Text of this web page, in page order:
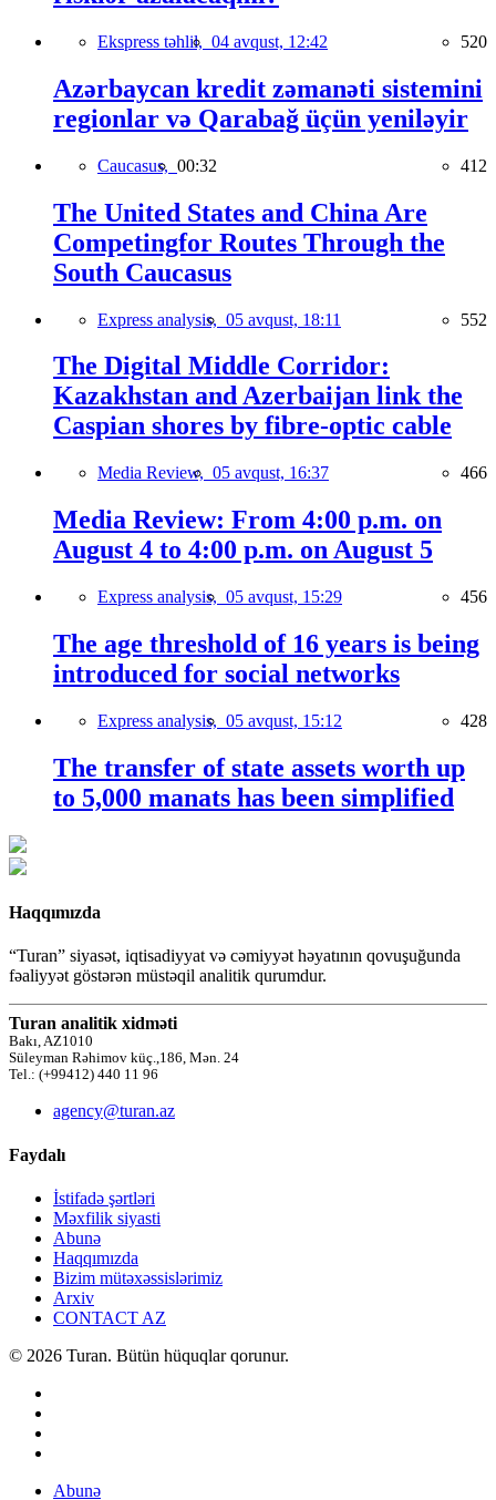
Ekspress təhlil, 04 avqust, 12:42 520
Azərbaycan kredit zəmanəti sistemini
regionlar və Qarabağ üçün yeniləyir
Caucasus, 00:32 412
The United States and China Are
Competingfor Routes Through the
South Caucasus
Express analysis, 05 avqust, 18:11 552
The Digital Middle Corridor:
Kazakhstan and Azerbaijan link the
Caspian shores by fibre-optic cable
Media Review, 05 avqust, 16:37 466
Media Review: From 4:00 p.m. on
August 4 to 4:00 p.m. on August 5
Express analysis, 05 avqust, 15:29 456
The age threshold of 16 years is being
introduced for social networks
Express analysis, 05 avqust, 15:12 428
The transfer of state assets worth up
to 5,000 manats has been simplified
Haqqımızda
“Turan” siyasət, iqtisadiyyat və cəmiyyət həyatının qovuşuğunda
fəaliyyət göstərən müstəqil analitik qurumdur.
Turan analitik xidməti
Bakı, AZ1010
Süleyman Rəhimov küç.,186, Mən. 24
Tel.: (+99412) 440 11 96
agency@turan.az
Faydalı
İstifadə şərtləri
Məxfilik siyasti
Abunə
Haqqımızda
Bizim mütəxəssislərimiz
Arxiv
CONTACT AZ
© 2026 Turan. Bütün hüquqlar qorunur.
Abunə